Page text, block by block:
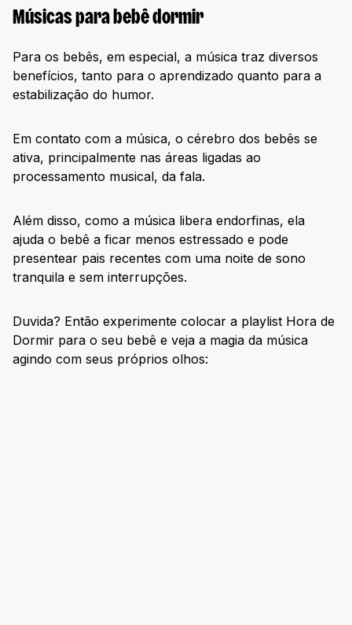
Músicas para bebê dormir
Para os bebês, em especial, a música traz diversos
benefícios, tanto para o aprendizado quanto para a
estabilização do humor.
Em contato com a música, o cérebro dos bebês se
ativa, principalmente nas áreas ligadas ao
processamento musical, da fala.
Além disso, como a música libera endorfinas, ela
ajuda o bebê a ficar menos estressado e pode
presentear pais recentes com uma noite de sono
tranquila e sem interrupções.
Duvida? Então experimente colocar a playlist Hora de
Dormir para o seu bebê e veja a magia da música
agindo com seus próprios olhos: